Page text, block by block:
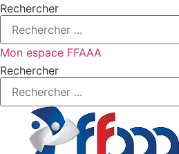
Rechercher
Mon espace FFAAA
Rechercher